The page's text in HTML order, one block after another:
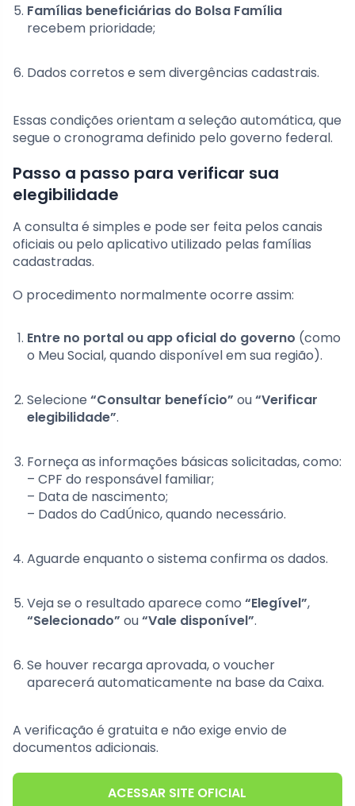
Famílias beneficiárias do Bolsa Família
recebem prioridade;
Dados corretos e sem divergências cadastrais.
Essas condições orientam a seleção automática, que
segue o cronograma definido pelo governo federal.
Passo a passo para verificar sua
elegibilidade
A consulta é simples e pode ser feita pelos canais
oficiais ou pelo aplicativo utilizado pelas famílias
cadastradas.
O procedimento normalmente ocorre assim:
Entre no portal ou app oficial do governo (como
o Meu Social, quando disponível em sua região).
Selecione “Consultar benefício” ou“Verificar
elegibilidade”.
Forneça as informações básicas solicitadas, como:
– CPF do responsável familiar;
– Data de nascimento;
– Dados do CadÚnico, quando necessário.
Aguarde enquanto o sistema confirma os dados.
Veja se o resultado aparece como “Elegível”,
“Selecionado” ou“Vale disponível”.
Se houver recarga aprovada, o voucher
aparecerá automaticamente na base da Caixa.
A verificação é gratuita e não exige envio de
documentos adicionais.
ACESSAR SITE OFICIAL